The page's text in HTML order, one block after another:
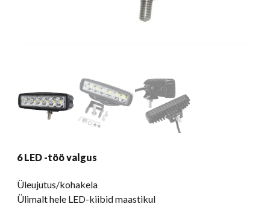
6 LED -töö valgus
Üleujutus/kohakela
Ülimalt hele LED-kiibid maastikul